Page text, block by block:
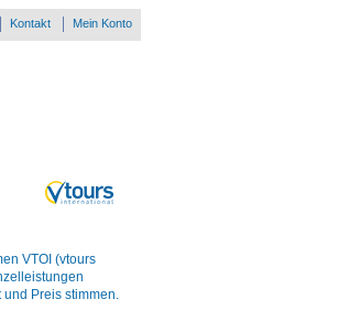
Kontakt Mein Konto
VTOI (vtours
Preis stimmen.